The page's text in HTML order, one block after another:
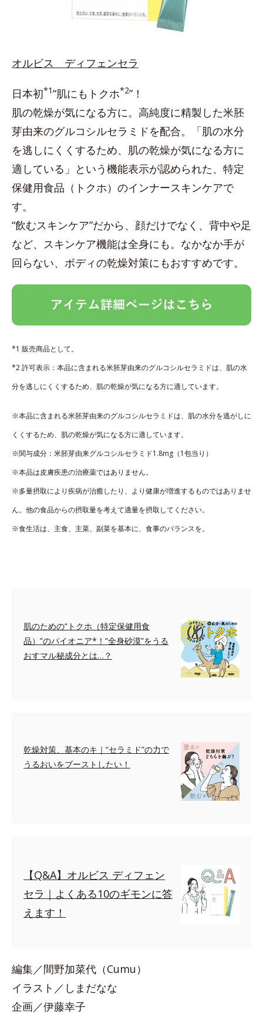
オルビス ディフェンセラ
日本初*1“肌にもトクホ*2”！
肌の乾燥が気になる方に。高純度に精製した米胚
芽由来のグルコシルセラミドを配合。「肌の水分
を逃しにくくするため、肌の乾燥が気になる方に
適している」という機能表示が認められた、特定
保健用食品（トクホ）のインナースキンケアで
す。
“飲むスキンケア”だから、顔だけでなく、背中や足
など、スキンケア機能は全身にも。なかなか手が
回らない、ボディの乾燥対策にもおすすめです。
*1 販売商品として。
*2 許可表示：本品に含まれる米胚芽由来のグルコシルセラミドは、肌の水
分を逃しにくくするため、肌の乾燥が気になる方に適しています。
※本品に含まれる米胚芽由来のグルコシルセラミドは、肌の水分を逃がしに
くくするため、肌の乾燥が気になる方に適しています。
※関与成分：米胚芽由来グルコシルセラミド1.8mg（1包当り）
※本品は皮膚疾患の治療薬ではありません。
※多量摂取により疾病が治癒したり、より健康が増進するものではありませ
ん。他の食品からの摂取量を考えて適量を摂取してください。
※食生活は、主食、主菜、副菜を基本に、食事のバランスを。
肌のための“トクホ（特定保健用食
品）”のパイオニア*！“全身砂漠”をうる
おすマル秘成分とは…？
乾燥対策、基本のキ｜“セラミド”の力で
うるおいをブーストしたい！
【Q&A】オルビス ディフェン
セラ｜よくある10のギモンに答
えます！
編集／間野加菜代（Cumu）
イラスト／しまだなな
企画／伊藤幸子